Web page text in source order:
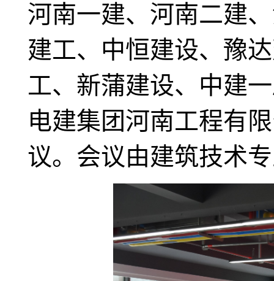
河南一建、河南二建
建工、中恒建设、豫
工、新蒲建设、中建
电建集团河南工程有
议。会议由建筑技术